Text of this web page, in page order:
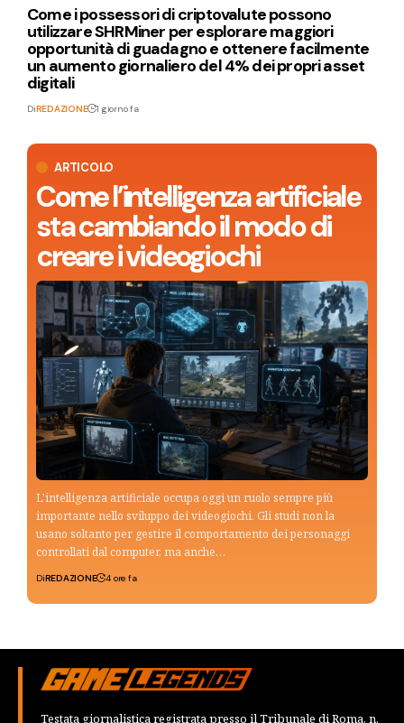
ARTICOLO
Come l’intelligenza artificiale
sta cambiando il modo di
creare i videogiochi
L'intelligenza artificiale occupa oggi un ruolo sempre più
importante nello sviluppo dei videogiochi. Gli studi non la
usano soltanto per gestire il comportamento dei personaggi
controllati dal computer, ma anche…
DiREDAZIONE 4 ore fa
Come i possessori di criptovalute possono
utilizzare SHRMiner per esplorare maggiori
opportunità di guadagno e ottenere facilmente
un aumento giornaliero del 4% dei propri asset
digitali
DiREDAZIONE 1 giorno fa
Testata giornalistica registrata presso il Tribunale di Roma, n.